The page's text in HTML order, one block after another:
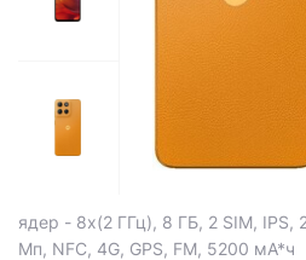
ядер - 8x(2 ГГц), 8 ГБ, 2 SIM,
Мп, NFC, 4G, GPS, FM, 5200 мА*ч